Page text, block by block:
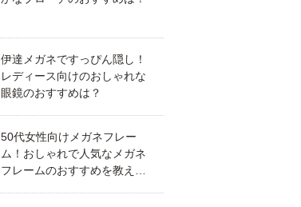
伊達メガネですっぴん隠し！
レディース向けのおしゃれな
眼鏡のおすすめは？
50代女性向けメガネフレー
ム！おしゃれで人気なメガネ
フレームのおすすめを教え